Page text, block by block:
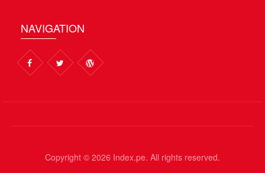
NAVIGATION
Copyright © 2026 Index.pe. All rights reserved.